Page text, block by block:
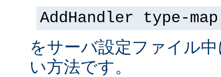
AddHandler type-
をサーバ設定ファイル
い方法です。